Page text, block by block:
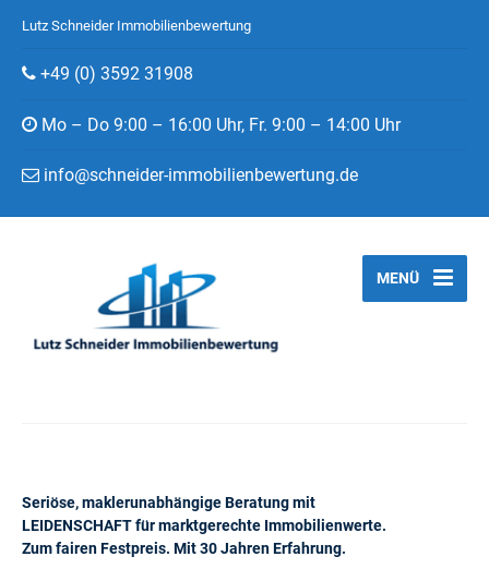
Lutz Schneider Immobilienbewertung
+49 (0) 3592 31908
Mo – Do 9:00 – 16:00 Uhr, Fr. 9:00 – 14:00 Uhr
info@schneider-immobilienbewertung.de
Seriöse, maklerunabhängige Beratung mit
LEIDENSCHAFT für marktgerechte Immobilienwerte.
Zum fairen Festpreis. Mit 30 Jahren Erfahrung.
MENÜ